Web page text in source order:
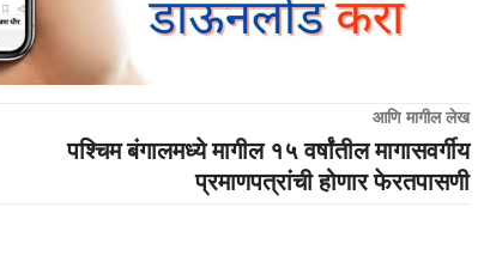
आणि मागील लेख
पश्चिम बंगालमध्ये मागील १५ वर्षांतील मागासवर्गीय
प्रमाणपत्रांची होणार फेरतपासणी